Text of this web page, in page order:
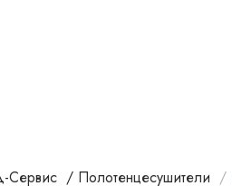
Сервис / Полотенцесушители /